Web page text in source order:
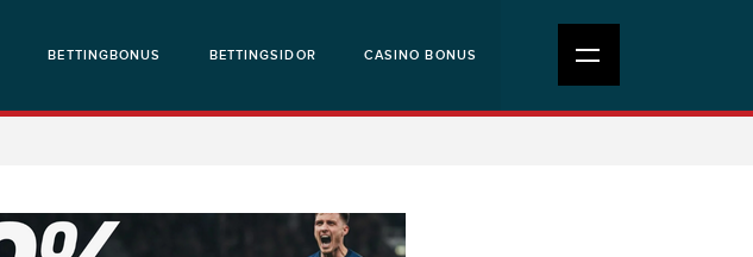
BETTINGBONUS BETTINGSIDOR CASINO BONUS